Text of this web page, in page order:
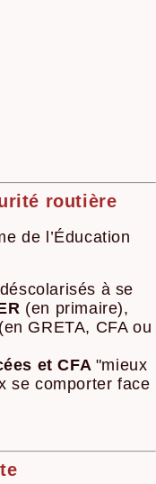
routière
de l’Éducation
à se
(en primaire),
(en GRETA, CFA ou
et CFA "mieux
se comporter face